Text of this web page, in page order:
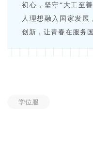
初心，坚守“大工至
人理想融入国家发展
创新，让青春在服务
学位服